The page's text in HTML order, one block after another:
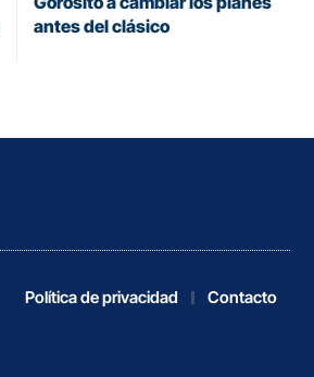
antes del clásico
Política de privacidad Contacto